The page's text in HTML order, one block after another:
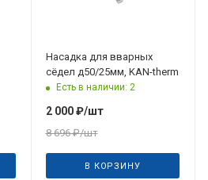
Насадка для вварных
сёдел д50/25мм, KAN-therm
Есть в наличии: 2
2 000₽/шт
8 696₽/шт
В КОРЗИНУ